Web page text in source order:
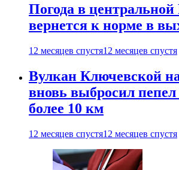
Погода в центральной
вернется к норме в
12 месяцев спустя12 месяцев спустя
Вулкан Ключевской
вновь выбросил
более 10 км
12 месяцев спустя12 месяцев спустя